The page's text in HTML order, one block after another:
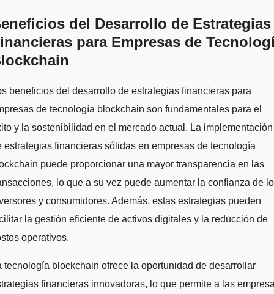
del Desarrollo de Estrategias
para Empresas de
de tecnología blockchain son fundamentales para el
y la sostenibilidad en el mercado actual. La implementación
estrategias financieras sólidas en empresas de tecnología
puede proporcionar una mayor transparencia en las
lo que a su vez puede aumentar la confianza de
y consumidores. Además, estas estrategias pueden
la gestión eficiente de activos digitales y la reducción de
operativos.
tecnología blockchain ofrece la oportunidad de desarrollar
financieras innovadoras, lo que permite a las